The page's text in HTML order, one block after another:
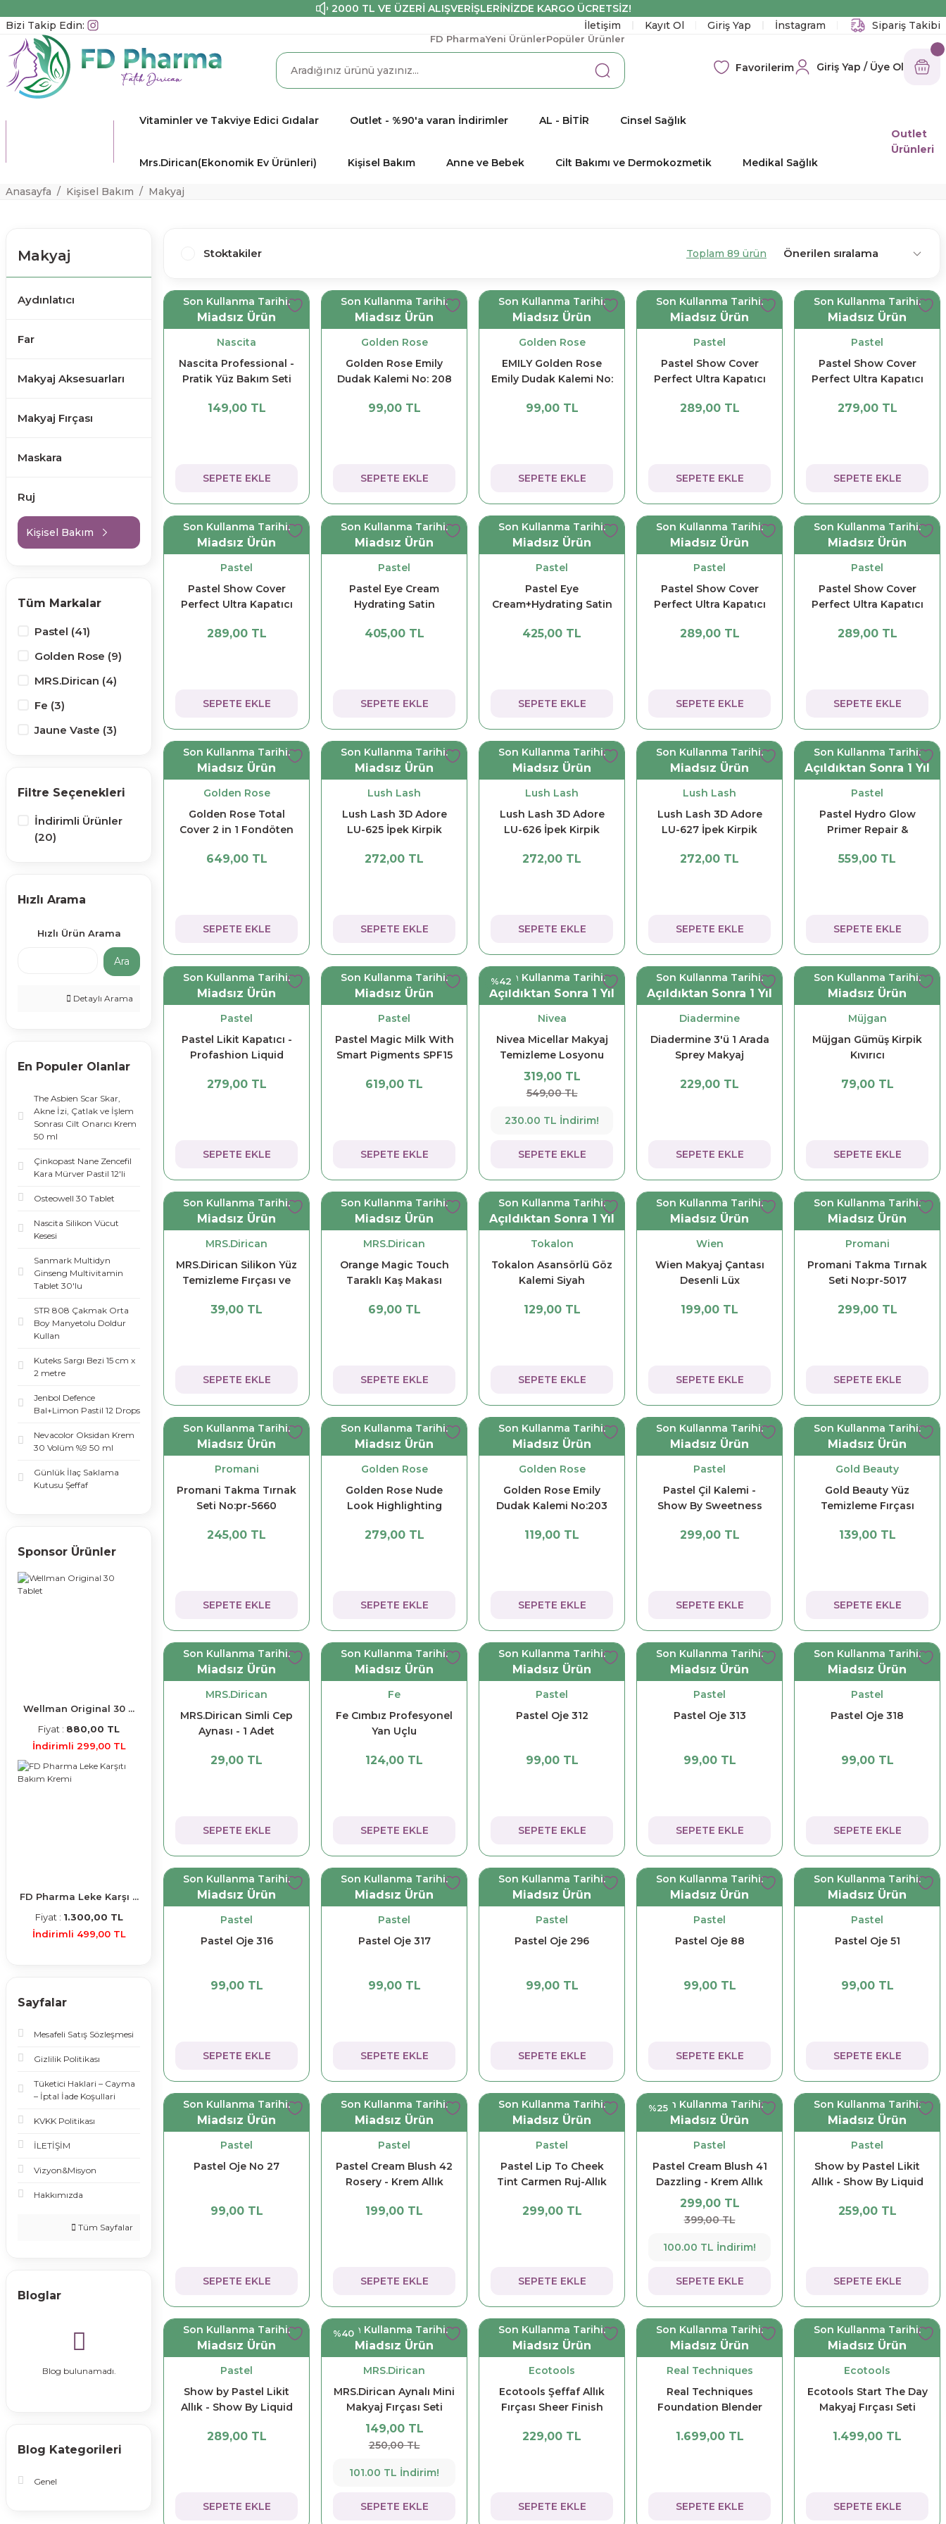
2000 TL VE ÜZERİ ALIŞVERİŞLERİNİZDE KARGO ÜCRETSİZ!
Bizi Takip Edin:
İletişim Kayıt Ol Giriş Yap İnstagram Sipariş Takibi
FD PharmaYeni ÜrünlerPopüler Ürünler
Favorilerim Giriş Yap / Üye Ol
Vitaminler ve Takviye Edici Gıdalar Outlet - %90'a varan İndirimler AL - BİTİR Cinsel Sağlık
Mrs.Dirican(Ekonomik Ev Ürünleri) Kişisel Bakım Anne ve Bebek Cilt Bakımı ve Dermokozmetik Medikal Sağlık
Outlet
Ürünleri
Anasayfa Kişisel Bakım Makyaj
Makyaj
Aydınlatıcı
Far
Makyaj Aksesuarları
Makyaj Fırçası
Maskara
Ruj
Kişisel Bakım
Tüm Markalar
Pastel (41)
Golden Rose (9)
MRS.Dirican (4)
Fe (3)
Jaune Vaste (3)
Diadermine (2)
Ecotools (2)
(1)
Dermoskin (1)
Gold Beauty (1)
Nascita (1)
Nivea (1)
Real Techniques
(1)
Tokalon (1)
Vichy (1)
Filtre Seçenekleri
İndirimli Ürünler
(20)
Hızlı Arama
Hızlı Ürün Arama
Ara
Detaylı Arama
En Populer Olanlar
The Asbien Scar Skar,
Akne İzi, Çatlak ve İşlem
Sonrası Cilt Onarıcı Krem
50 ml
Çinkopast Nane Zencefil
Kara Mürver Pastil 12'li
Osteowell 30 Tablet
Nascita Silikon Vücut
Kesesi
Sanmark Multidyn
Ginseng Multivitamin
Tablet 30'lu
STR 808 Çakmak Orta
Boy Manyetolu Doldur
Kullan
Kuteks Sargı Bezi 15 cm x
2 metre
Jenbol Defence
Bal+Limon Pastil 12 Drops
Nevacolor Oksidan Krem
30 Volüm %9 50 ml
Günlük İlaç Saklama
Kutusu Şeffaf
Sponsor Ürünler
Wellman Original 30 ...
Fiyat : 880,00 TL
İndirimli 299,00 TL
FD Pharma Leke Karşı ...
Fiyat : 1.300,00 TL
İndirimli 499,00 TL
Sayfalar
Mesafeli Satış Sözleşmesi
Gizlilik Politikası
Tüketici Haklari – Cayma
– İptal İade Koşullari
KVKK Politikası
İLETİŞİM
Vizyon&Misyon
Hakkımızda
Tüm Sayfalar
Bloglar
Blog bulunamadı.
Blog Kategorileri
Genel
Stoktakiler Toplam 89 ürün
Son Kullanma Tarihi:
Miadsız Ürün
Nascita
Nascita Professional -
Pratik Yüz Bakım Seti
149,00 TL
SEPETE EKLE
Son Kullanma Tarihi:
Miadsız Ürün
Golden Rose
Golden Rose Emily
Dudak Kalemi No: 208
99,00 TL
SEPETE EKLE
Son Kullanma Tarihi:
Miadsız Ürün
Golden Rose
EMILY Golden Rose
Emily Dudak Kalemi No:
99,00 TL
SEPETE EKLE
Son Kullanma Tarihi:
Miadsız Ürün
Pastel
Pastel Show Cover
Perfect Ultra Kapatıcı
289,00 TL
SEPETE EKLE
Son Kullanma Tarihi:
Miadsız Ürün
Pastel
Pastel Show Cover
Perfect Ultra Kapatıcı
279,00 TL
SEPETE EKLE
Son Kullanma Tarihi:
Miadsız Ürün
Pastel
Pastel Show Cover
Perfect Ultra Kapatıcı
303
289,00 TL
SEPETE EKLE
Son Kullanma Tarihi:
Miadsız Ürün
Pastel
Pastel Eye Cream
Hydrating Satin
405,00 TL
SEPETE EKLE
Son Kullanma Tarihi:
Miadsız Ürün
Pastel
Pastel Eye
Cream+Hydrating Satin
425,00 TL
SEPETE EKLE
Son Kullanma Tarihi:
Miadsız Ürün
Pastel
Pastel Show Cover
Perfect Ultra Kapatıcı
289,00 TL
SEPETE EKLE
Son Kullanma Tarihi:
Miadsız Ürün
Pastel
Pastel Show Cover
Perfect Ultra Kapatıcı
289,00 TL
SEPETE EKLE
Son Kullanma Tarihi:
Miadsız Ürün
Golden Rose
Golden Rose Total
Cover 2 in 1 Fondöten
649,00 TL
SEPETE EKLE
Son Kullanma Tarihi:
Miadsız Ürün
Lush Lash
Lush Lash 3D Adore
LU-625 İpek Kirpik
272,00 TL
SEPETE EKLE
Son Kullanma Tarihi:
Miadsız Ürün
Lush Lash
Lush Lash 3D Adore
LU-626 İpek Kirpik
272,00 TL
SEPETE EKLE
Son Kullanma Tarihi:
Miadsız Ürün
Lush Lash
Lush Lash 3D Adore
LU-627 İpek Kirpik
272,00 TL
SEPETE EKLE
Son Kullanma Tarihi:
Açıldıktan Sonra 1 Yıl
Pastel
Pastel Hydro Glow
Primer Repair &
Makyaj Bazı 30 ml
559,00 TL
SEPETE EKLE
Son Kullanma Tarihi:
Miadsız Ürün
Pastel
Pastel Likit Kapatıcı -
Profashion Liquid
Porcelain 7 ml
279,00 TL
SEPETE EKLE
Son Kullanma Tarihi:
Miadsız Ürün
Pastel
Pastel Magic Milk With
Smart Pigments SPF15
Medium 50
619,00 TL
SEPETE EKLE
%42Son Kullanma Tarihi:
Açıldıktan Sonra 1 Yıl
Nivea
Nivea Micellar Makyaj
Temizleme Losyonu
Çift Fazlı 400 ml
319,00 TL
549,00 TL
230.00 TL İndirim!
SEPETE EKLE
Son Kullanma Tarihi:
Açıldıktan Sonra 1 Yıl
Diadermine
Diadermine 3'ü 1 Arada
Sprey Makyaj
229,00 TL
SEPETE EKLE
Son Kullanma Tarihi:
Miadsız Ürün
Müjgan
Müjgan Gümüş Kirpik
Kıvırıcı
79,00 TL
SEPETE EKLE
Son Kullanma Tarihi:
Miadsız Ürün
MRS.Dirican
MRS.Dirican Silikon Yüz
Temizleme Fırçası ve
Spatulası
39,00 TL
SEPETE EKLE
Son Kullanma Tarihi:
Miadsız Ürün
MRS.Dirican
Orange Magic Touch
Taraklı Kaş Makası
69,00 TL
SEPETE EKLE
Son Kullanma Tarihi:
Açıldıktan Sonra 1 Yıl
Tokalon
Tokalon Asansörlü Göz
Kalemi Siyah
129,00 TL
SEPETE EKLE
Son Kullanma Tarihi:
Miadsız Ürün
Wien
Wien Makyaj Çantası
Desenli Lüx
199,00 TL
SEPETE EKLE
Son Kullanma Tarihi:
Miadsız Ürün
Promani
Promani Takma Tırnak
Seti No:pr-5017
299,00 TL
SEPETE EKLE
Son Kullanma Tarihi:
Miadsız Ürün
Promani
Promani Takma Tırnak
Seti No:pr-5660
245,00 TL
SEPETE EKLE
Son Kullanma Tarihi:
Miadsız Ürün
Golden Rose
Golden Rose Nude
Look Highlighting
Radiance - Kalem
279,00 TL
SEPETE EKLE
Son Kullanma Tarihi:
Miadsız Ürün
Golden Rose
Golden Rose Emily
Dudak Kalemi No:203
119,00 TL
SEPETE EKLE
Son Kullanma Tarihi:
Miadsız Ürün
Pastel
Pastel Çil Kalemi -
Show By Sweetness
299,00 TL
SEPETE EKLE
Son Kullanma Tarihi:
Miadsız Ürün
Gold Beauty
Gold Beauty Yüz
Temizleme Fırçası
139,00 TL
SEPETE EKLE
Son Kullanma Tarihi:
Miadsız Ürün
MRS.Dirican
MRS.Dirican Simli Cep
Aynası - 1 Adet
29,00 TL
SEPETE EKLE
Son Kullanma Tarihi:
Miadsız Ürün
Fe
Fe Cımbız Profesyonel
Yan Uçlu
124,00 TL
SEPETE EKLE
Son Kullanma Tarihi:
Miadsız Ürün
Pastel
Pastel Oje 312
99,00 TL
SEPETE EKLE
Son Kullanma Tarihi:
Miadsız Ürün
Pastel
Pastel Oje 313
99,00 TL
SEPETE EKLE
Son Kullanma Tarihi:
Miadsız Ürün
Pastel
Pastel Oje 318
99,00 TL
SEPETE EKLE
Son Kullanma Tarihi:
Miadsız Ürün
Pastel
Pastel Oje 316
99,00 TL
SEPETE EKLE
Son Kullanma Tarihi:
Miadsız Ürün
Pastel
Pastel Oje 317
99,00 TL
SEPETE EKLE
Son Kullanma Tarihi:
Miadsız Ürün
Pastel
Pastel Oje 296
99,00 TL
SEPETE EKLE
Son Kullanma Tarihi:
Miadsız Ürün
Pastel
Pastel Oje 88
99,00 TL
SEPETE EKLE
Son Kullanma Tarihi:
Miadsız Ürün
Pastel
Pastel Oje 51
99,00 TL
SEPETE EKLE
Son Kullanma Tarihi:
Miadsız Ürün
Pastel
Pastel Oje No 27
99,00 TL
SEPETE EKLE
Son Kullanma Tarihi:
Miadsız Ürün
Pastel
Pastel Cream Blush 42
Rosery - Krem Allık
199,00 TL
SEPETE EKLE
Son Kullanma Tarihi:
Miadsız Ürün
Pastel
Pastel Lip To Cheek
Tint Carmen Ruj-Allık
299,00 TL
SEPETE EKLE
%25Son Kullanma Tarihi:
Miadsız Ürün
Pastel
Pastel Cream Blush 41
Dazzling - Krem Allık
299,00 TL
399,00 TL
100.00 TL İndirim!
SEPETE EKLE
Son Kullanma Tarihi:
Miadsız Ürün
Pastel
Show by Pastel Likit
Allık - Show By Liquid
259,00 TL
SEPETE EKLE
Son Kullanma Tarihi:
Miadsız Ürün
Pastel
Show by Pastel Likit
Allık - Show By Liquid
289,00 TL
SEPETE EKLE
%40Son Kullanma Tarihi:
Miadsız Ürün
MRS.Dirican
MRS.Dirican Aynalı Mini
Makyaj Fırçası Seti
149,00 TL
250,00 TL
101.00 TL İndirim!
SEPETE EKLE
Son Kullanma Tarihi:
Miadsız Ürün
Ecotools
Ecotools Şeffaf Allık
Fırçası Sheer Finish
229,00 TL
SEPETE EKLE
Son Kullanma Tarihi:
Miadsız Ürün
Real Techniques
Real Techniques
Foundation Blender
1.699,00 TL
SEPETE EKLE
Son Kullanma Tarihi:
Miadsız Ürün
Ecotools
Ecotools Start The Day
Makyaj Fırçası Seti
1.499,00 TL
SEPETE EKLE